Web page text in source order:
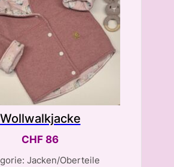
Wollwalkjacke
CHF 86
Jacken/Oberteile